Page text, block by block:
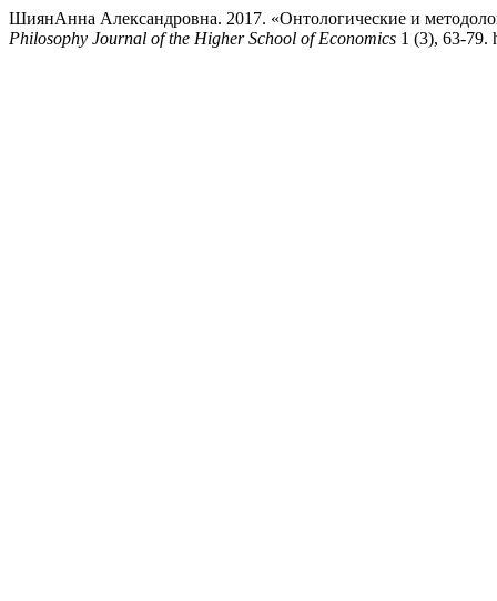
ШиянАнна Александровна. 2017. «Онтологические и
Philosophy Journal of the Higher School of Economics 1 (3), 63-79.